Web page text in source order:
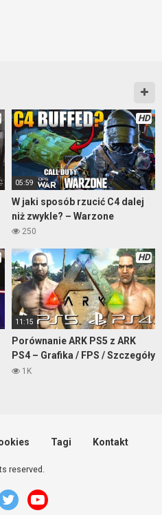
HD
05:59
W jaki sposób rzucić C4 dalej
niż zwykle? – Warzone
250
HD
11:15
Porównanie ARK PS5 z ARK
PS4 – Grafika / FPS / Szczegóły
– Ark: Survival Evolved
1K
Tagi Kontakt
reserved.